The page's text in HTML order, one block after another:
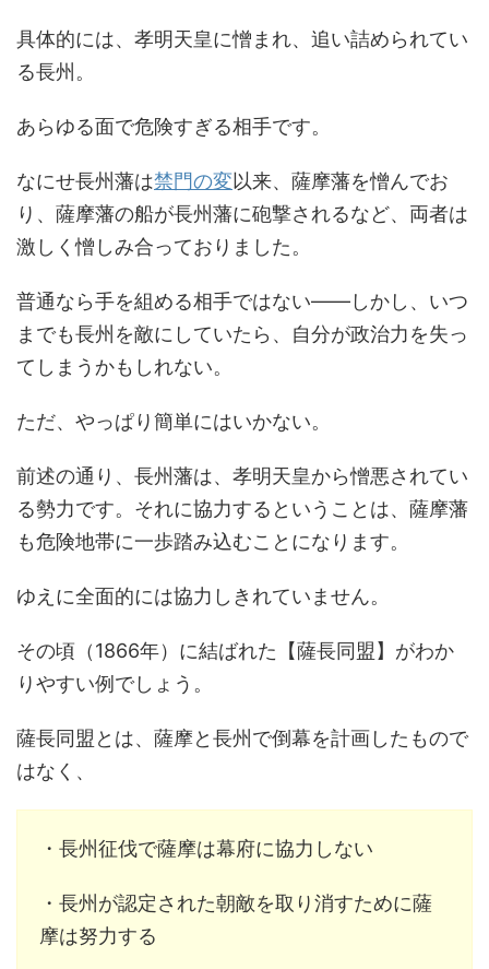
具体的には、孝明天皇に憎まれ、追い詰められてい
る長州。
あらゆる面で危険すぎる相手です。
なにせ長州藩は禁門の変以来、薩摩藩を憎んでお
り、薩摩藩の船が長州藩に砲撃されるなど、両者は
激しく憎しみ合っておりました。
普通なら手を組める相手ではない――しかし、いつ
までも長州を敵にしていたら、自分が政治力を失っ
てしまうかもしれない。
ただ、やっぱり簡単にはいかない。
前述の通り、長州藩は、孝明天皇から憎悪されてい
る勢力です。それに協力するということは、薩摩藩
も危険地帯に一歩踏み込むことになります。
ゆえに全面的には協力しきれていません。
その頃（1866年）に結ばれた【薩長同盟】がわか
りやすい例でしょう。
薩長同盟とは、薩摩と長州で倒幕を計画したもので
はなく、
・長州征伐で薩摩は幕府に協力しない
・長州が認定された朝敵を取り消すために薩
摩は努力する